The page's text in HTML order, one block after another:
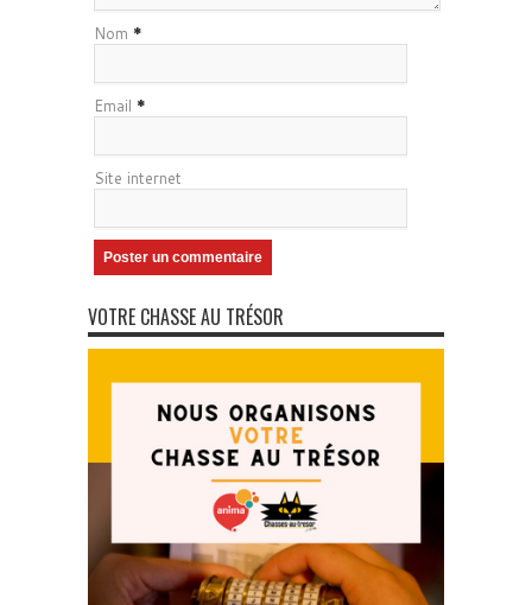
Nom *
Email *
Site internet
VOTRE CHASSE AU TRÉSOR